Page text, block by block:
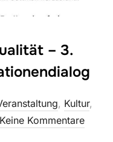
– 3.
, Kultur,
Keine Kommentare